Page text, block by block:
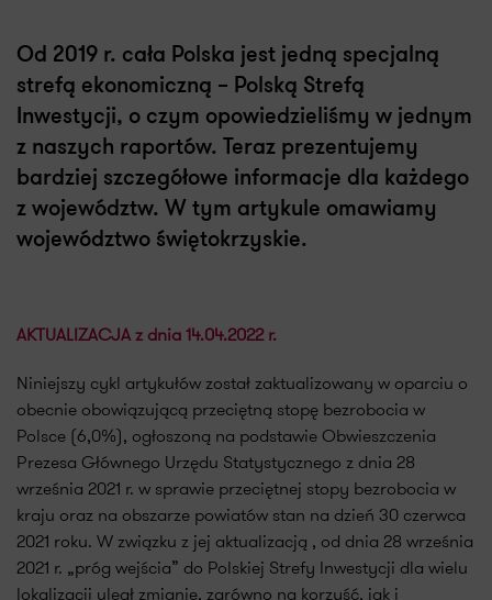
Od 2019 r. cała Polska jest jedną specjalną
strefą ekonomiczną – Polską Strefą
Inwestycji, o czym opowiedzieliśmy w jednym
z naszych raportów. Teraz prezentujemy
bardziej szczegółowe informacje dla każdego
z województw. W tym artykule omawiamy
województwo świętokrzyskie.
AKTUALIZACJA z dnia 14.04.2022 r.
Niniejszy cykl artykułów został zaktualizowany w oparciu o
obecnie obowiązującą przeciętną stopę bezrobocia w
Polsce (6,0%), ogłoszoną na podstawie Obwieszczenia
Prezesa Głównego Urzędu Statystycznego z dnia 28
września 2021 r. w sprawie przeciętnej stopy bezrobocia w
kraju oraz na obszarze powiatów stan na dzień 30 czerwca
2021 roku. W związku z jej aktualizacją , od dnia 28 września
2021 r. „próg wejścia” do Polskiej Strefy Inwestycji dla wielu
lokalizacji uległ zmianie, zarówno na korzyść, jak i